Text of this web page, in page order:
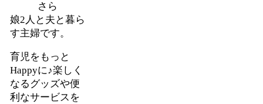
さら
娘2人と夫と暮ら
す主婦です。
育児をもっと
Happyに♪楽しく
なるグッズや便
利なサービスを